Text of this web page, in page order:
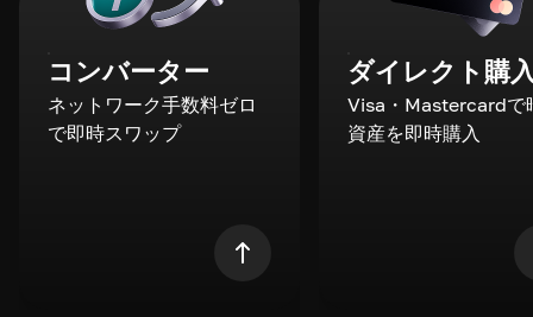
コンバーター
ネットワーク手数料ゼロ
で即時スワップ
ダイレクト購
Visa・Mastercardで
資産を即時購入